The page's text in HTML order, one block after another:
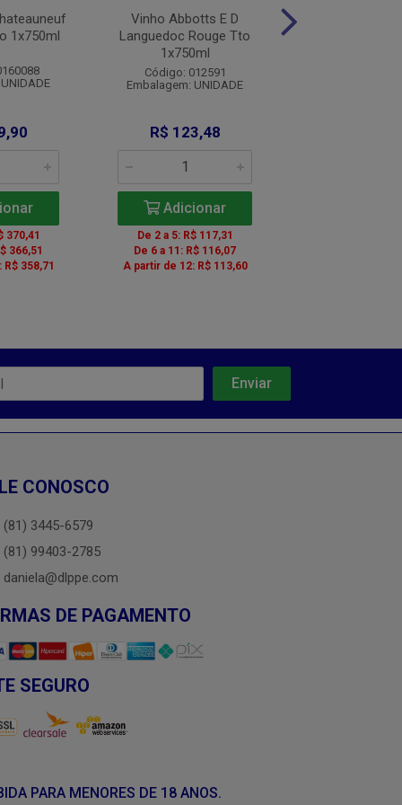
1x750ml
370,41
366,51
358,71
Vinho Abbotts E D
Languedoc Rouge Tto
1x750ml
Código: 012591
Embalagem: UNIDADE
R$ 123,48
Adicionar
De 2 a 5: R$ 117,31
De 6 a 11: R$ 116,07
A partir de 12: R$ 113,60
CONOSCO
(81) 3445-6579
(81) 99403-2785
daniela@dlppe.com
DE PAGAMENTO
SEGURO
PARA MENORES DE 18 ANOS.